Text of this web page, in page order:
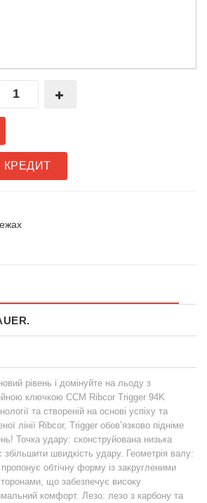
КРЕДИТ
рівень і домінуйте на льоду з
ключкою CCM Ribcor Trigger 94K
та створеній на основі успіху та
лінії Ribcor, Trigger обов’язково підніме
Точка удару: сконструйована низька
швидкість удару. Геометрія валу:
обтічну форму із закругленими
що забезпечує високу
комфорт. Лезо: лезо з карбону та